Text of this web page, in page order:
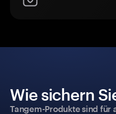
Wie sichern
Tangem-Produkte sind für